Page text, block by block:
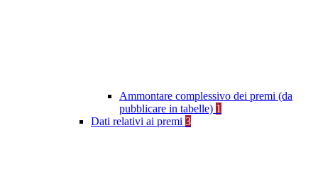
Ammontare complessivo dei premi (da
pubblicare in tabelle) 1
Dati relativi ai premi 3